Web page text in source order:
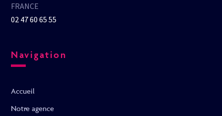
FRANCE
02 47 60 65 55
Navigation
Accueil
Notre agence